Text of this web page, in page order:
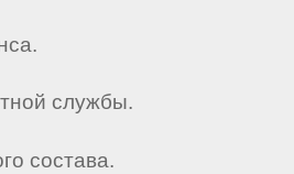
службы.
состава.